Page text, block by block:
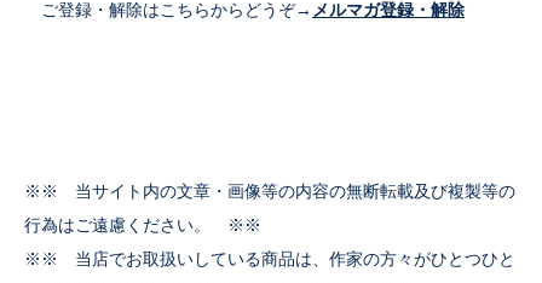
ご登録・解除はこちらからどうぞ→ メルマガ登録・解除
※※ 当サイト内の文章・画像等の内容の無断転載及び複製等の
行為はご遠慮ください。 ※※
※※ 当店でお取扱いしている商品は、作家の方々がひとつひと